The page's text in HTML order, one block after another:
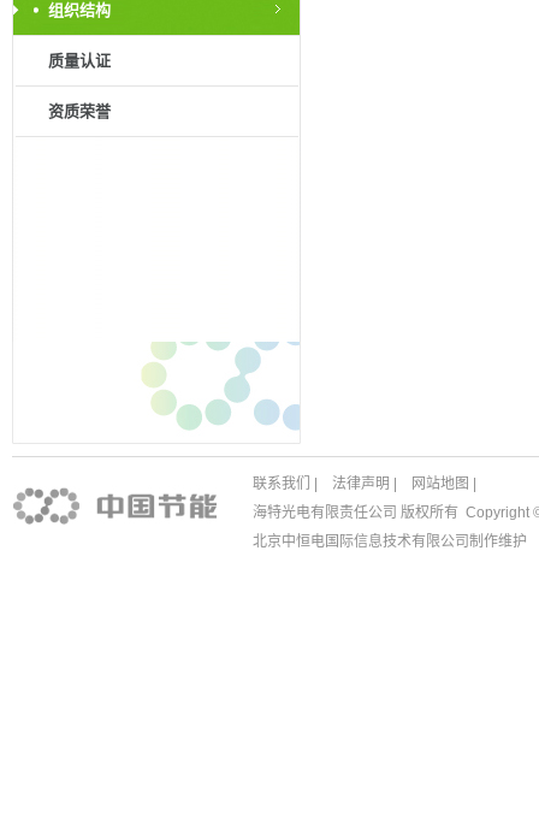
组织结构
质量认证
资质荣誉
联系我们 法律声明 网站地图
海特光电有限责任公司 版权所有
北京中恒电国际信息技术有限公司 制作维护